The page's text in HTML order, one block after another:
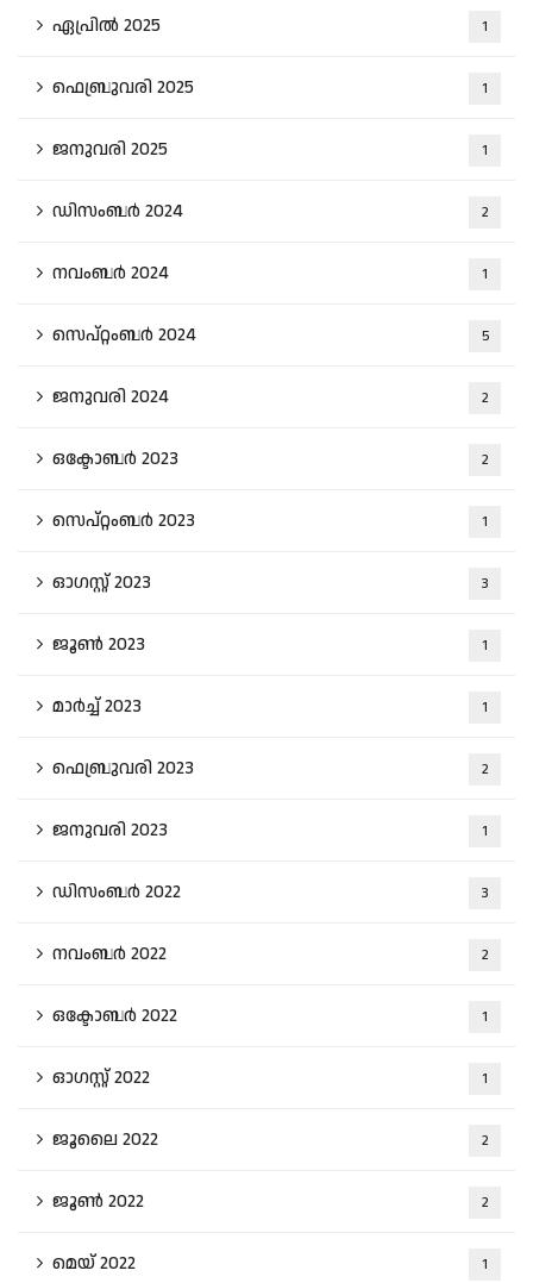
ഏപ്രിൽ 2025 1
ഫെബ്രുവരി 2025 1
ജനുവരി 2025 1
ഡിസംബർ 2024 2
നവംബർ 2024 1
സെപ്റ്റംബർ 2024 5
ജനുവരി 2024 2
ഒക്ടോബർ 2023 2
സെപ്റ്റംബർ 2023 1
ഓഗസ്റ്റ്‌ 2023 3
ജൂൺ 2023 1
മാർച്ച്‌ 2023 1
ഫെബ്രുവരി 2023 2
ജനുവരി 2023 1
ഡിസംബർ 2022 3
നവംബർ 2022 2
ഒക്ടോബർ 2022 1
ഓഗസ്റ്റ്‌ 2022 1
ജൂലൈ 2022 2
ജൂൺ 2022 2
മെയ്‌ 2022 1